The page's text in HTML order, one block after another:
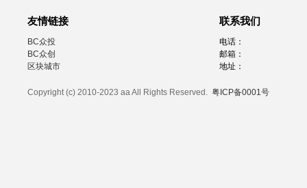
友情链接
BC众投
BC众创
区块城市
联系我们
电话：
邮箱：
地址：
Copyright (c) 2010-2023 aa All Rights Reserved. 粤ICP备0001号